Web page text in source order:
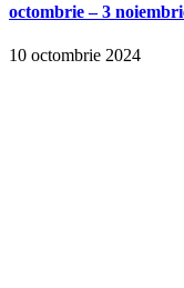
octombrie – 3
10 octombrie 2024